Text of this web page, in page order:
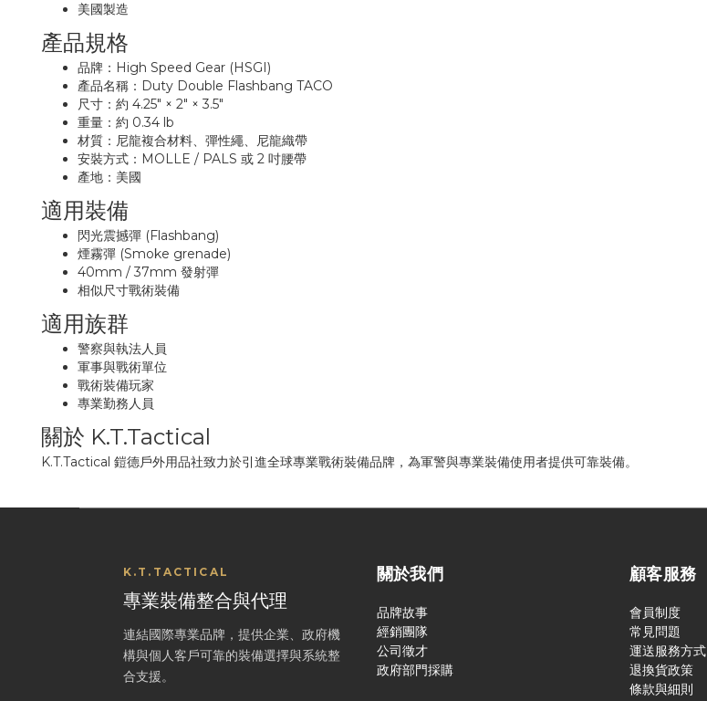
美國製造
產品規格
品牌：High Speed Gear (HSGI)
產品名稱：Duty Double Flashbang TACO
尺寸：約 4.25" × 2" × 3.5"
重量：約 0.34 lb
材質：尼龍複合材料、彈性繩、尼龍織帶
安裝方式：MOLLE / PALS 或 2 吋腰帶
產地：美國
適用裝備
閃光震撼彈 (Flashbang)
煙霧彈 (Smoke grenade)
40mm / 37mm 發射彈
相似尺寸戰術裝備
適用族群
警察與執法人員
軍事與戰術單位
戰術裝備玩家
專業勤務人員
關於 K.T.Tactical
K.T.Tactical 鎧德戶外用品社致力於引進全球專業戰術裝備品牌，為軍警與專業裝備使用者提供可靠裝備。
K.T.TACTICAL
專業裝備整合與代理
連結國際專業品牌，提供企業、政府機
構與個人客戶可靠的裝備選擇與系統整
合支援。
關於我們
品牌故事
經銷團隊
公司徵才
政府部門採購
顧客服務
會員制度
常見問題
運送服務方式
退換貨政策
條款與細則